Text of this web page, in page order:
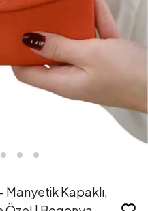
Manyetik Kapaklı,